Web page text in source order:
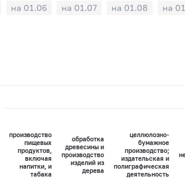
на 01.06 на 01.07 на 01.08 на
производство
пищевых
продуктов,
включая
напитки, и
табака
обработка
древесины и
производство
изделий из
дерева
целлюлозно-
бумажное
производство;
издательская и
полиграфическая
деятельность